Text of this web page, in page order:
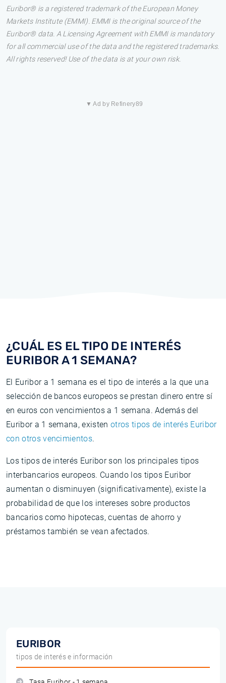
Euribor® is a registered trademark of the European Money
Markets Institute (EMMI). EMMI is the original source of the
Euribor® data. A Licensing Agreement with EMMI is mandatory
for all commercial use of the data and the registered trademarks.
All rights reserved! Use of the data is at your own risk.
▼ Ad by Refinery89
¿CUÁL ES EL TIPO DE INTERÉS
EURIBOR A 1 SEMANA?
El Euribor a 1 semana es el tipo de interés a la que una
selección de bancos europeos se prestan dinero entre sí
en euros con vencimientos a 1 semana. Además del
Euribor a 1 semana, existen otros tipos de interés Euribor
con otros vencimientos.
Los tipos de interés Euribor son los principales tipos
interbancarios europeos. Cuando los tipos Euribor
aumentan o disminuyen (significativamente), existe la
probabilidad de que los intereses sobre productos
bancarios como hipotecas, cuentas de ahorro y
préstamos también se vean afectados.
EURIBOR
tipos de interés e información